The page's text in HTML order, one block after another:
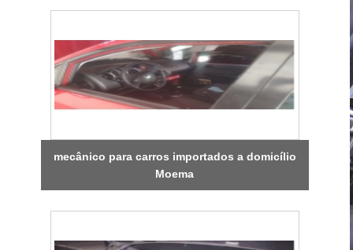
mecânico para carros importados a domicílio
Moema